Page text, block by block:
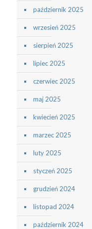
październik 2025
wrzesień 2025
sierpień 2025
lipiec 2025
czerwiec 2025
maj 2025
kwiecień 2025
marzec 2025
luty 2025
styczeń 2025
grudzień 2024
listopad 2024
październik 2024